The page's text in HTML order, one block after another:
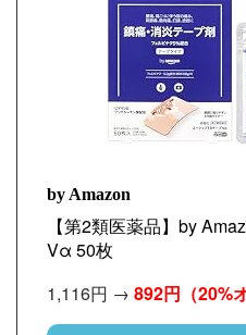
by Amazon
【第2類医薬品】by
Vα 50枚
1,116円 → 892円 （20%